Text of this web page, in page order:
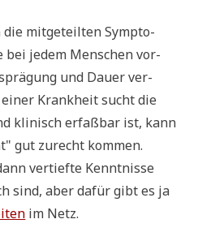
mit­ge­teil­ten Sym­pto­
bei jedem Men­schen vor­
und Dau­er ver­
Krank­heit sucht die
kli­nisch erfaß­bar ist, kann
gut zurecht kom­men.
ver­tief­te Kennt­nis­se
sind, aber dafür gibt es ja
im Netz.